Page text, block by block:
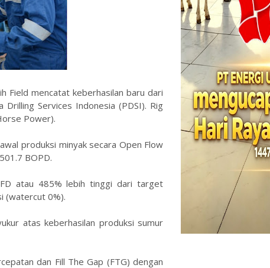
Field mencatat keberhasilan baru dari
Services Indonesia (PDSI). Rig
Power).
produksi minyak secara Open Flow
BOPD.
atau 485% lebih tinggi dari target
(watercut 0%).
atas keberhasilan produksi sumur
dan Fill The Gap (FTG) dengan